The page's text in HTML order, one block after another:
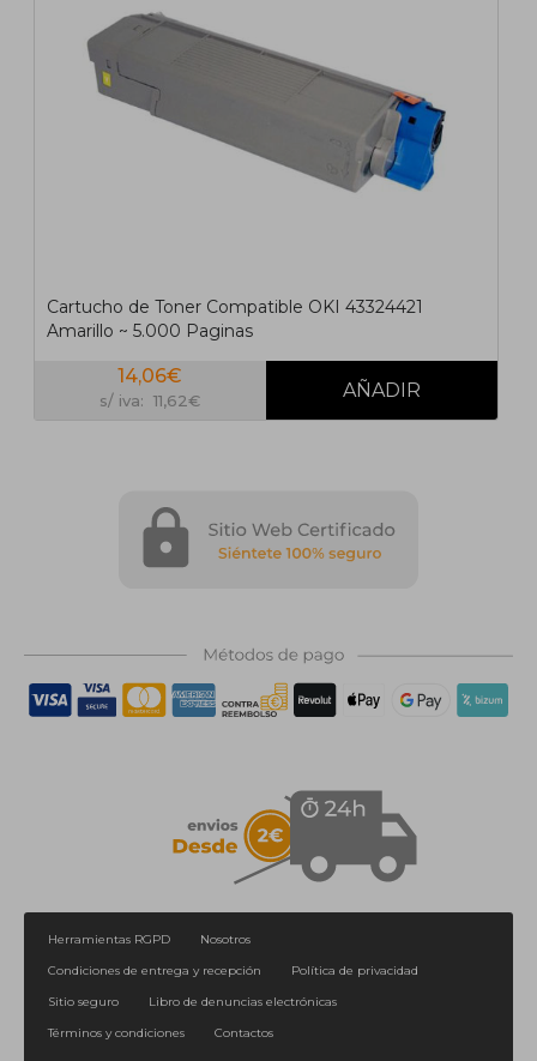
Cartucho de Toner Compatible OKI 43324421
Amarillo ~ 5.000 Paginas
14,06€
s/ iva: 11,62€
Herramientas RGPD
Nosotros
Condiciones de entrega y recepción
Política de privacidad
Sitio seguro
Libro de denuncias electrónicas
Términos y condiciones
Contactos